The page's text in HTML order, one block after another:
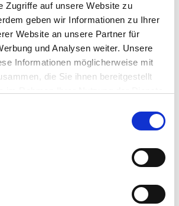
Zugriffe auf unsere Website zu
geben wir Informationen zu Ihrer
Website an unsere Partner für
und Analysen weiter. Unsere
Informationen möglicherweise mit
die Sie ihnen bereitgestellt
unsere Webseite weiterhin nutzen.
Projekt konnte nach einer langen
in kurzer Zeit umgesetzt werden.
Geschwindigkeit für die Organisation
Überraschung.